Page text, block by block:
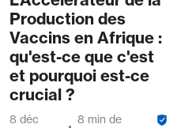
Production des
Vaccins en Afrique :
qu'est-ce que c'est
et pourquoi est-ce
crucial ?
8 déc
8 min de